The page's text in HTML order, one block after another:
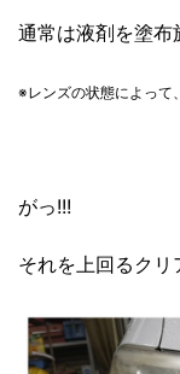
通常は液剤を塗布
※レンズの状態によって、
がっ!!!
それを上回るク